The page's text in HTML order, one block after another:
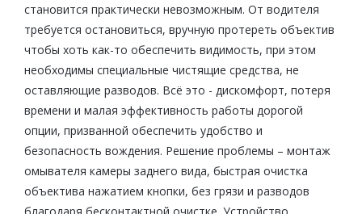
становится практически невозможным. От водителя
требуется остановиться, вручную протереть объектив
чтобы хоть как-то обеспечить видимость, при этом
необходимы специальные чистящие средства, не
оставляющие разводов. Всё это - дискомфорт, потеря
времени и малая эффективность работы дорогой
опции, призванной обеспечить удобство и
безопасность вождения. Решение проблемы – монтаж
омывателя камеры заднего вида, быстрая очистка
объектива нажатием кнопки, без грязи и разводов
благодаря бесконтактной очистке. Устройство